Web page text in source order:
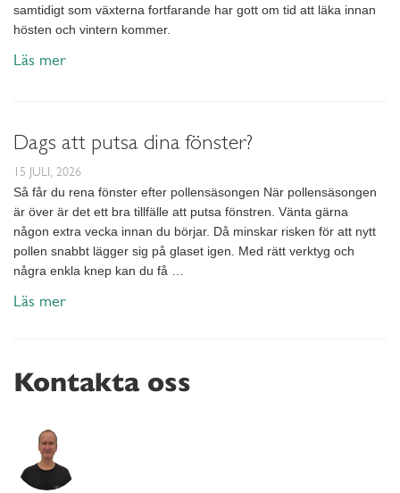
samtidigt som växterna fortfarande har gott om tid att läka innan
hösten och vintern kommer.
Läs mer
Dags att putsa dina fönster?
15 JULI, 2026
Så får du rena fönster efter pollensäsongen När pollensäsongen
är över är det ett bra tillfälle att putsa fönstren. Vänta gärna
någon extra vecka innan du börjar. Då minskar risken för att nytt
pollen snabbt lägger sig på glaset igen. Med rätt verktyg och
några enkla knep kan du få …
Läs mer
Kontakta oss